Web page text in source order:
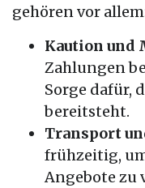
gehören vor
Kaution und
Zahlungen
Sorge dafür,
bereitsteht.
Transport
frühzeitig,
Angebote zu